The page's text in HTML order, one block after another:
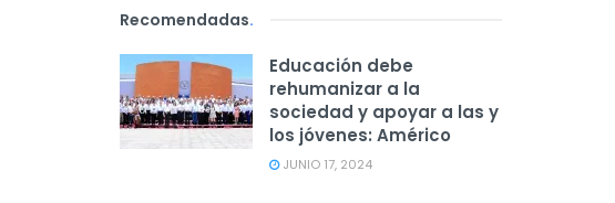
Recomendadas.
Educación debe
rehumanizar a la
sociedad y apoyar a las y
los jóvenes: Américo
JUNIO 17, 2024